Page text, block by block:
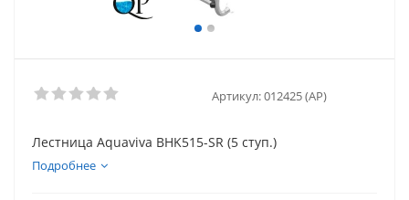
Артикул:012425 (AP)
Лестница Aquaviva BHK515-SR (5 ступ.)
Подробнее